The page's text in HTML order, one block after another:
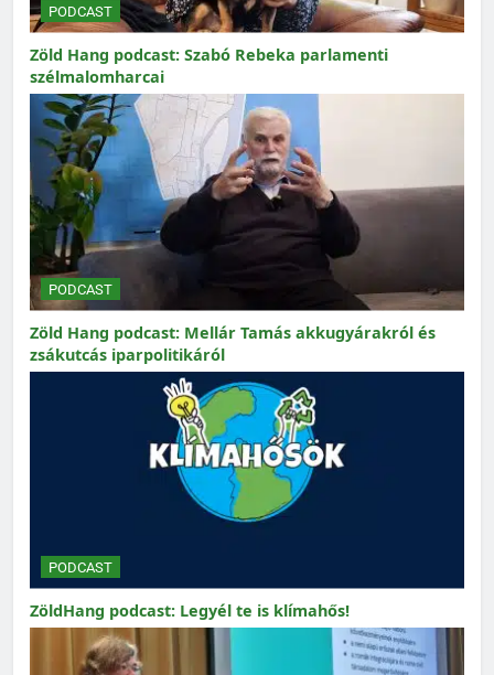
PODCAST
Zöld Hang podcast: Szabó Rebeka parlamenti
szélmalomharcai
PODCAST
Zöld Hang podcast: Mellár Tamás akkugyárakról és
zsákutcás iparpolitikáról
PODCAST
ZöldHang podcast: Legyél te is klímahős!